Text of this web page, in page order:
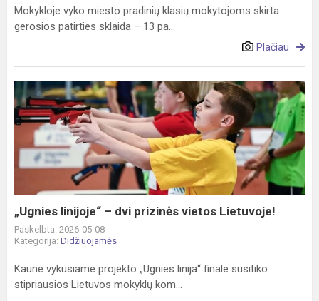
Mokykloje vyko miesto pradinių klasių mokytojoms skirta
gerosios patirties sklaida – 13 pa...
Plačiau
„Ugnies
linijoje“
–
prizinės
Lietuvoje!
„Ugnies linijoje“ – dvi prizinės vietos Lietuvoje!
Paskelbta: 2026-05-08
Kategorija: Didžiuojamės
Kaune vykusiame projekto „Ugnies linija“ finale susitiko
stipriausios Lietuvos mokyklų kom...